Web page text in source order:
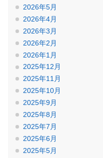
2026年5月
2026年4月
2026年3月
2026年2月
2026年1月
2025年12月
2025年11月
2025年10月
2025年9月
2025年8月
2025年7月
2025年6月
2025年5月